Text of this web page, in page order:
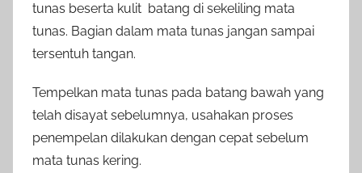
tunas beserta kulit batang di sekeliling mata
tunas. Bagian dalam mata tunas jangan sampai
tersentuh tangan.
Tempelkan mata tunas pada batang bawah yang
telah disayat sebelumnya, usahakan proses
penempelan dilakukan dengan cepat sebelum
mata tunas kering.